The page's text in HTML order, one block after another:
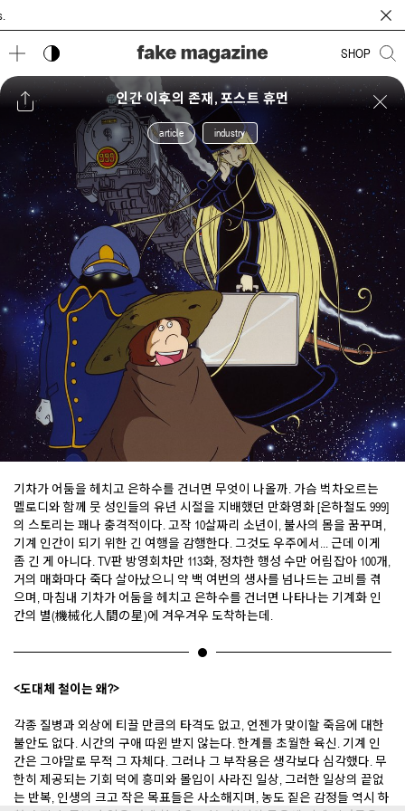
다크 모드 토글 SHOP
인간 이후의 존재, 포스트 휴먼
article industry
기차가 어둠을 헤치고 은하수를 건너면 무엇이 나올까. 가슴 벅차오르는
멜로디와 함께 뭇 성인들의 유년 시절을 지배했던 만화영화 [은하철도 999]
의 스토리는 꽤나 충격적이다. 고작 10살짜리 소년이, 불사의 몸을 꿈꾸며,
기계 인간이 되기 위한 긴 여행을 감행한다. 그것도 우주에서... 근데 이게
좀 긴 게 아니다. TV판 방영회차만 113화, 정차한 행성 수만 어림잡아 100개,
거의 매화마다 죽다 살아났으니 약 백 여번의 생사를 넘나드는 고비를 겪
으며, 마침내 기차가 어둠을 헤치고 은하수를 건너면 나타나는 기계화 인
간의 별(機械化人間の星)에 겨우겨우 도착하는데.
<도대체 철이는 왜?>
각종 질병과 외상에 티끌 만큼의 타격도 없고, 언젠가 맞이할 죽음에 대한
불안도 없다. 시간의 구애 따윈 받지 않는다. 한계를 초월한 육신. 기계 인
간은 그야말로 무적 그 자체다. 그러나 그 부작용은 생각보다 심각했다. 무
한히 제공되는 기회 덕에 흥미와 몰입이 사라진 일상, 그러한 일상의 끝없
는 반복, 인생의 크고 작은 목표들은 사소해지며, 농도 짙은 감정들 역시 하